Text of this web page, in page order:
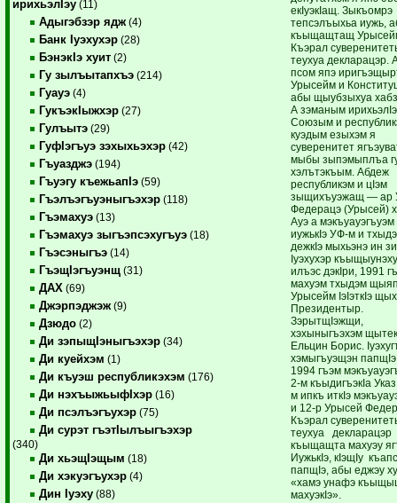
ирихьэлIэу (11)
Адыгэбзэр ядж (4)
Банк Iуэхухэр (28)
БэнэкIэ хуит (2)
Гу зылъытапхъэ (214)
Гуауэ (4)
ГукъэкIыжхэр (27)
Гулъытэ (29)
ГуфIэгъуэ зэхыхьэхэр (42)
Гъуазджэ (194)
Гъуэгу къежьапIэ (59)
Гъэлъэгъуэныгъэхэр (118)
Гъэмахуэ (13)
Гъэмахуэ зыгъэпсэхугъуэ (18)
Гъэсэныгъэ (14)
ГъэщIэгъуэнщ (31)
ДАХ (69)
Джэрпэджэж (9)
Дзюдо (2)
Ди зэпыщIэныгъэхэр (34)
Ди куейхэм (1)
Ди къуэш республикэхэм (176)
Ди нэхъыжьыфIхэр (16)
Ди псэлъэгъухэр (75)
Ди сурэт гъэтIылъыгъэхэр
(340)
Ди хьэщIэщым (18)
Ди хэкуэгъухэр (4)
Дин Iуэху (88)
екIуэкIащ. Зыкъомрэ
тепсэлъыхьа иужь,
къыщащтащ
Къэрал
теухуа декларацэр.
псом япэ
Урысейм и
абы щыубзыхуа
А зэманым
Союзым и
куэдым езыхэм я
суверенитет
мыбы зыпэмыплъа
хэлътэкъым. Абдеж
республикэм и цIэм
зыщихъуэжащ — ар
Федерацэ (Урысей)
Ауэ а
иужькIэ УФ-м и
дежкIэ мыхьэнэ ин
Iуэхухэр
илъэс дэкIри, 1991
махуэм тхыдэм
Урысейм IэIэткIэ
Президентыр.
ЗэрытщIэжщи,
хэхыныгъэхэм
Ельцин Борис.
хэмыгъуэщэн
1994 гъэм
2-м къыдигъэкIа
м ипкъ иткIэ
и 12-р Урысей
Къэрал
теухуа декларацэр
къыщащта махуэу
ИужькIэ, кIэщIу
папщIэ, абы еджэу
«хамэ унафэ
махуэкIэ».